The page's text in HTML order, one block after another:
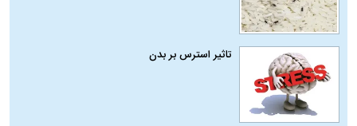
تاثیر استرس بر بدن